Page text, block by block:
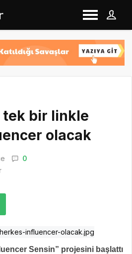
tek bir linkle
olacak
0
Sensin” projesini başlattı